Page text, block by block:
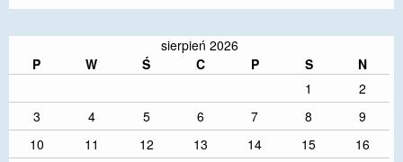
sierpień 2026
P
W Ś C P S
N
1
2
3
4 5 6 7 8
9
10
11 12 13 14 15
16